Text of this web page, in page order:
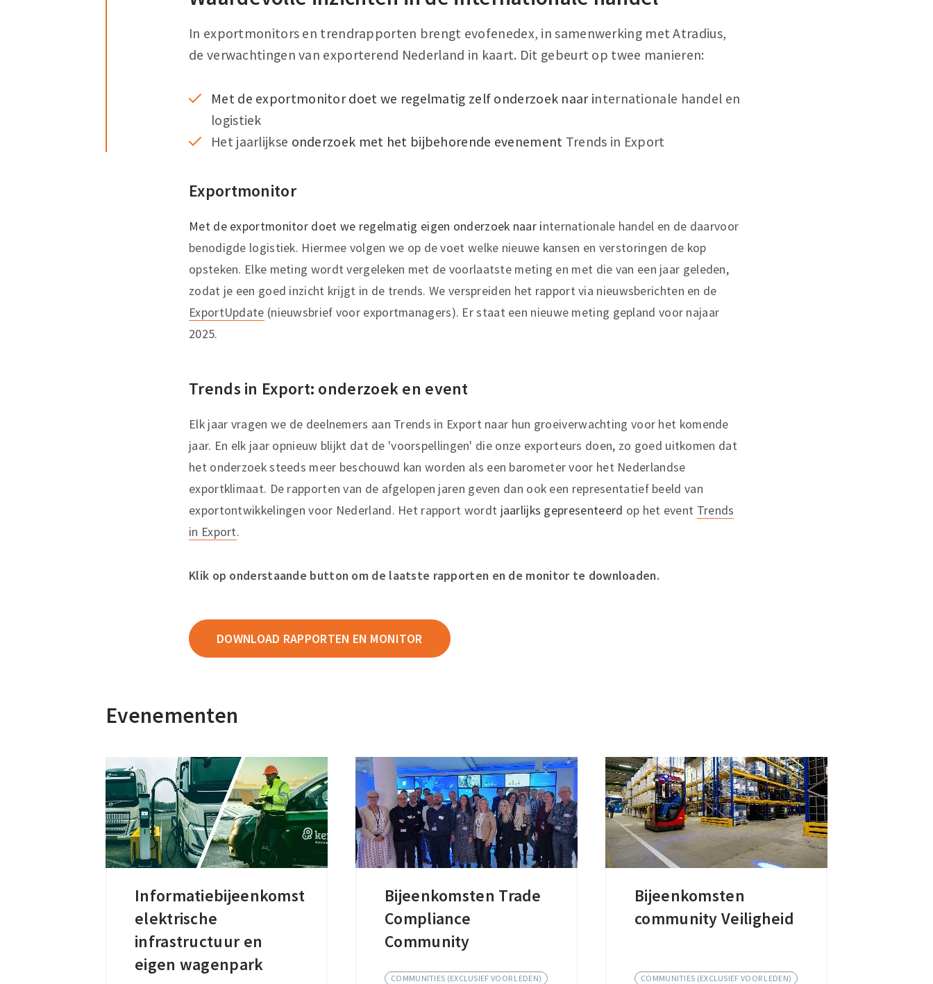
In exportmonitors en trendrapporten brengt evofenedex, in samenwerking met Atradius,
de verwachtingen van exporterend Nederland in kaart. Dit gebeurt op twee manieren:
Met de exportmonitor doet we regelmatig zelf onderzoek naar internationale handel en
logistiek
Het jaarlijkse onderzoek met het bijbehorende evenement Trends in Export
Exportmonitor
Met de exportmonitor doet we regelmatig eigen onderzoek naar internationale handel en de daarvoor
benodigde logistiek. Hiermee volgen we op de voet welke nieuwe kansen en verstoringen de kop
opsteken. Elke meting wordt vergeleken met de voorlaatste meting en met die van een jaar geleden,
zodat je een goed inzicht krijgt in de trends. We verspreiden het rapport via nieuwsberichten en de
ExportUpdate (nieuwsbrief voor exportmanagers). Er staat een nieuwe meting gepland voor najaar
2025.
Trends in Export: onderzoek en event
Elk jaar vragen we de deelnemers aan Trends in Export naar hun groeiverwachting voor het komende
jaar. En elk jaar opnieuw blijkt dat de 'voorspellingen' die onze exporteurs doen, zo goed uitkomen dat
het onderzoek steeds meer beschouwd kan worden als een barometer voor het Nederlandse
exportklimaat. De rapporten van de afgelopen jaren geven dan ook een representatief beeld van
exportontwikkelingen voor Nederland. Het rapport wordt jaarlijks gepresenteerd op het event Trends
in Export.
Klik op onderstaande button om de laatste rapporten en de monitor te downloaden.
DOWNLOAD RAPPORTEN EN MONITOR
Evenementen
Informatiebijeenkomst
elektrische
infrastructuur en
eigen wagenpark
Informatiebijeenkomst
elektrische
infrastructuur
en
Bijeenkomsten Trade
Compliance
Community
COMMUNITIES (EXCLUSIEF VOOR LEDEN)
Bijeenkomsten
Trade
Compliance
Bijeenkomsten
community Veiligheid
COMMUNITIES (EXCLUSIEF VOOR LEDEN)
Bijeenkomsten
community